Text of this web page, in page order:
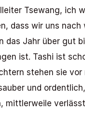
Tsewang, ich
dass wir uns nach
das Jahr über gut
ist. Tashi ist
stehen sie vor
und
mittlerweile